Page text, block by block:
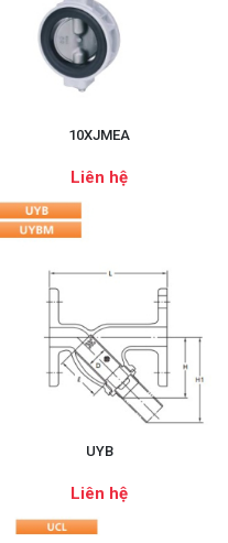
10XJMEA
Liên hệ
UYB
Liên hệ